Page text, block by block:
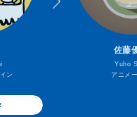
ン
佐藤
Yuho
アニメ